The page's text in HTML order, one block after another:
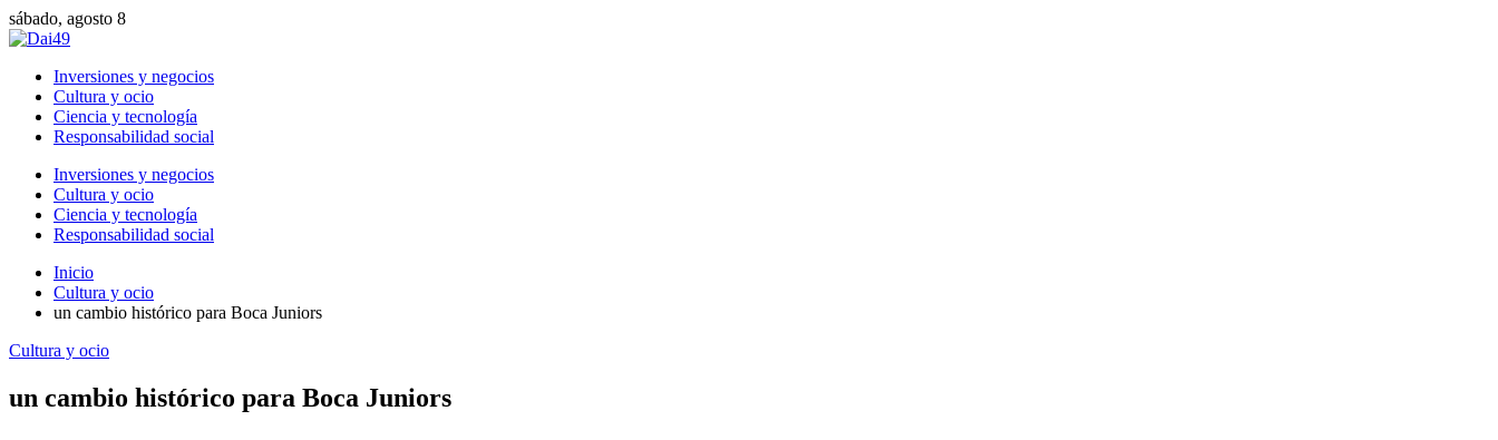
sábado, agosto 8
Inversiones y negocios
Cultura y ocio
Ciencia y tecnología
Responsabilidad social
Inversiones y negocios
Cultura y ocio
Ciencia y tecnología
Responsabilidad social
Inicio
Cultura y ocio
un cambio histórico para Boca Juniors
Cultura y ocio
un cambio histórico para Boca Juniors